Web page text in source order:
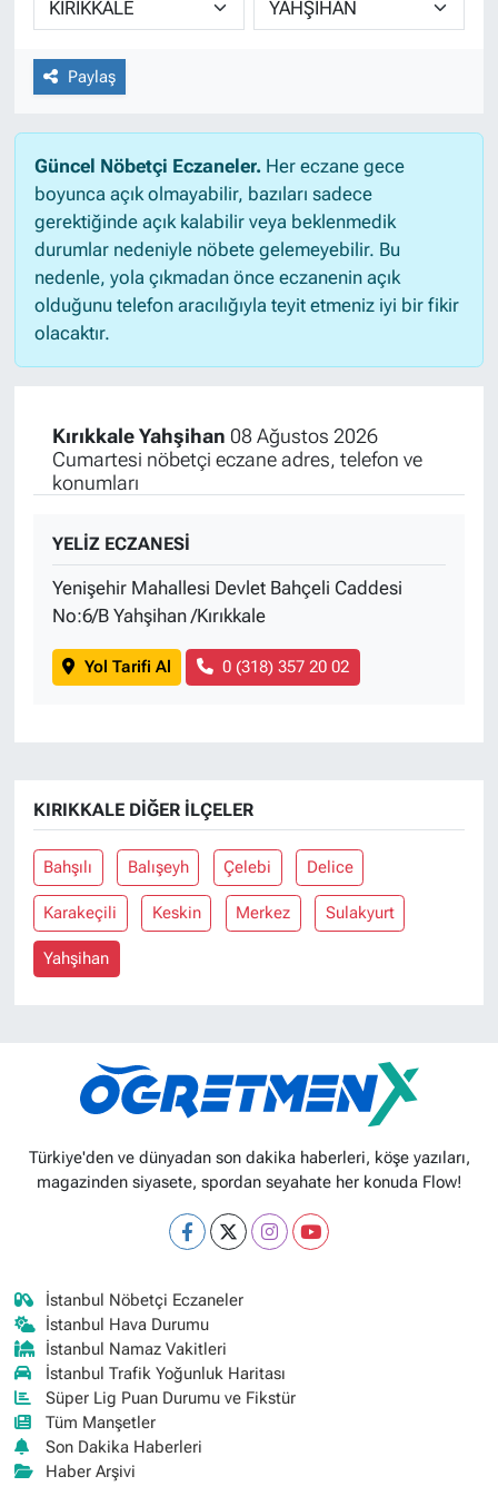
Paylaş
Güncel Nöbetçi Eczaneler.Her eczane gece
boyunca açık olmayabilir, bazıları sadece
gerektiğinde açık kalabilir veya beklenmedik
durumlar nedeniyle nöbete gelemeyebilir. Bu
nedenle, yola çıkmadan önce eczanenin açık
olduğunu telefon aracılığıyla teyit etmeniz iyi bir fikir
olacaktır.
Kırıkkale Yahşihan 08 Ağustos 2026
Cumartesi nöbetçi eczane adres, telefon ve
konumları
YELİZ ECZANESİ
Yenişehir Mahallesi Devlet Bahçeli Caddesi
No:6/B Yahşihan /Kırıkkale
Yol Tarifi Al 0 (318) 357 20 02
KIRIKKALE DIĞER İLÇELER
Bahşılı Balışeyh Çelebi Delice
Karakeçili Keskin Merkez Sulakyurt
Yahşihan
Türkiye'den ve dünyadan son dakika haberleri, köşe yazıları,
magazinden siyasete, spordan seyahate her konuda Flow!
İstanbul Nöbetçi Eczaneler
İstanbul Hava Durumu
İstanbul Namaz Vakitleri
İstanbul Trafik Yoğunluk Haritası
Süper Lig Puan Durumu ve Fikstür
Tüm Manşetler
Son Dakika Haberleri
Haber Arşivi